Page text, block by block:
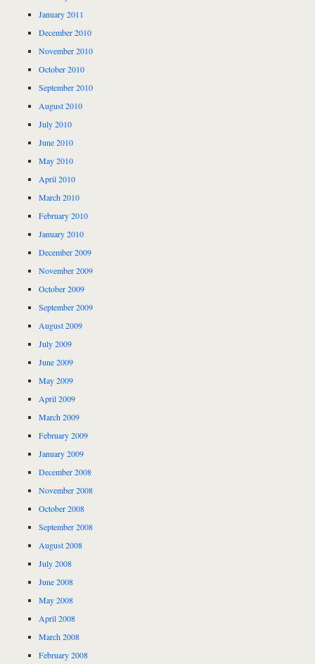
January 2011
December 2010
November 2010
October 2010
September 2010
August 2010
July 2010
June 2010
May 2010
April 2010
March 2010
February 2010
January 2010
December 2009
November 2009
October 2009
September 2009
August 2009
July 2009
June 2009
May 2009
April 2009
March 2009
February 2009
January 2009
December 2008
November 2008
October 2008
September 2008
August 2008
July 2008
June 2008
May 2008
April 2008
March 2008
February 2008